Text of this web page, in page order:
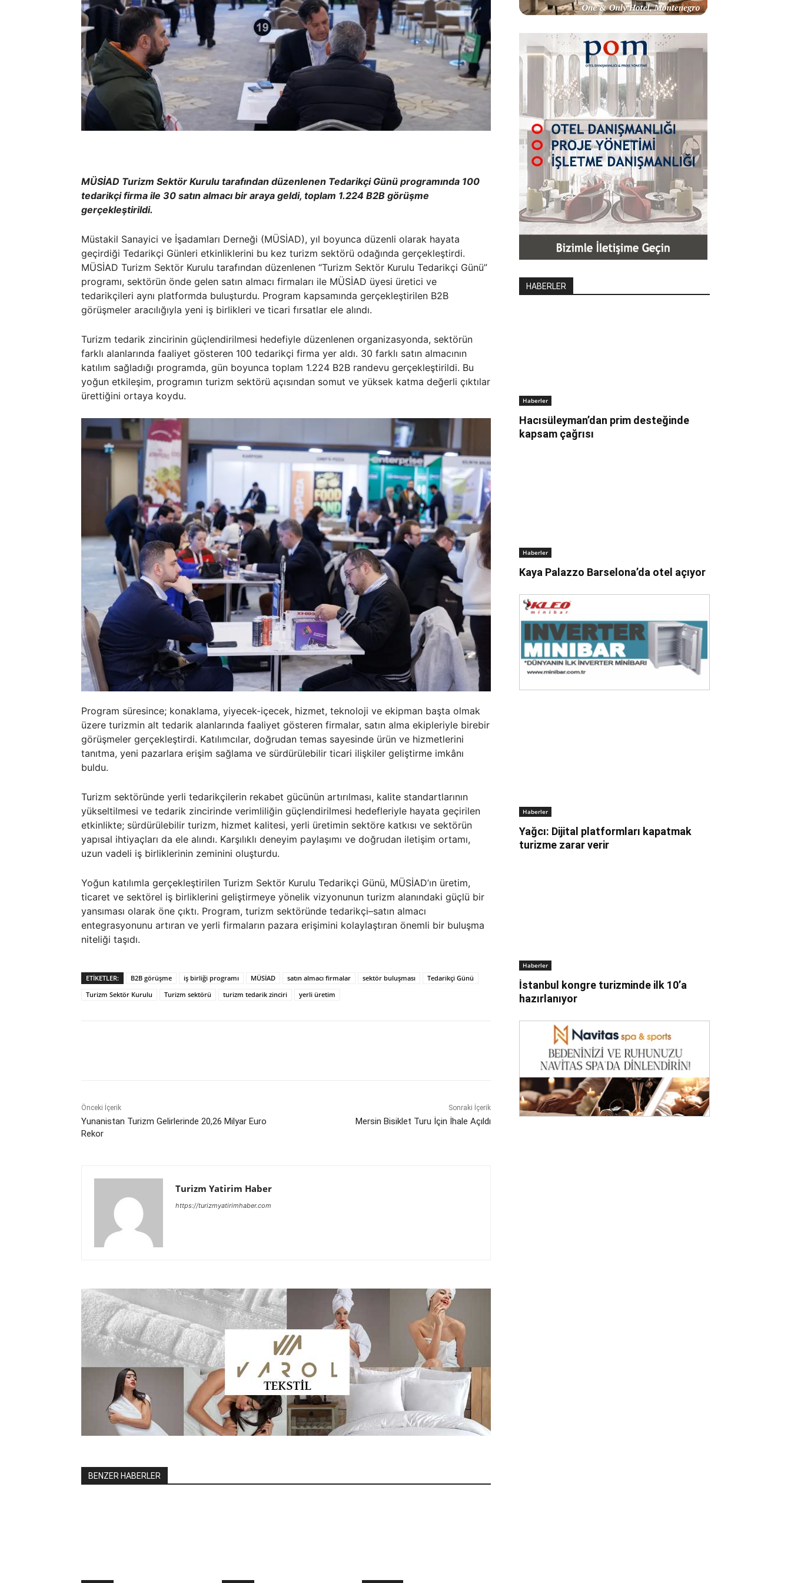
MÜSİAD Turizm Sektör Kurulu tarafından düzenlenen Tedarikçi Günü programında 100
tedarikçi firma ile 30 satın almacı bir araya geldi, toplam 1.224 B2B görüşme
gerçekleştirildi.
Müstakil Sanayici ve İşadamları Derneği (MÜSİAD), yıl boyunca düzenli olarak hayata
geçirdiği Tedarikçi Günleri etkinliklerini bu kez turizm sektörü odağında gerçekleştirdi.
MÜSİAD Turizm Sektör Kurulu tarafından düzenlenen “Turizm Sektör Kurulu Tedarikçi Günü”
programı, sektörün önde gelen satın almacı firmaları ile MÜSİAD üyesi üretici ve
tedarikçileri aynı platformda buluşturdu. Program kapsamında gerçekleştirilen B2B
görüşmeler aracılığıyla yeni iş birlikleri ve ticari fırsatlar ele alındı.
Turizm tedarik zincirinin güçlendirilmesi hedefiyle düzenlenen organizasyonda, sektörün
farklı alanlarında faaliyet gösteren 100 tedarikçi firma yer aldı. 30 farklı satın almacının
katılım sağladığı programda, gün boyunca toplam 1.224 B2B randevu gerçekleştirildi. Bu
yoğun etkileşim, programın turizm sektörü açısından somut ve yüksek katma değerli çıktılar
ürettiğini ortaya koydu.
Program süresince; konaklama, yiyecek-içecek, hizmet, teknoloji ve ekipman başta olmak
üzere turizmin alt tedarik alanlarında faaliyet gösteren firmalar, satın alma ekipleriyle birebir
görüşmeler gerçekleştirdi. Katılımcılar, doğrudan temas sayesinde ürün ve hizmetlerini
tanıtma, yeni pazarlara erişim sağlama ve sürdürülebilir ticari ilişkiler geliştirme imkânı
buldu.
Turizm sektöründe yerli tedarikçilerin rekabet gücünün artırılması, kalite standartlarının
yükseltilmesi ve tedarik zincirinde verimliliğin güçlendirilmesi hedefleriyle hayata geçirilen
etkinlikte; sürdürülebilir turizm, hizmet kalitesi, yerli üretimin sektöre katkısı ve sektörün
yapısal ihtiyaçları da ele alındı. Karşılıklı deneyim paylaşımı ve doğrudan iletişim ortamı,
uzun vadeli iş birliklerinin zeminini oluşturdu.
Yoğun katılımla gerçekleştirilen Turizm Sektör Kurulu Tedarikçi Günü, MÜSİAD’ın üretim,
ticaret ve sektörel iş birliklerini geliştirmeye yönelik vizyonunun turizm alanındaki güçlü bir
yansıması olarak öne çıktı. Program, turizm sektöründe tedarikçi–satın almacı
entegrasyonunu artıran ve yerli firmaların pazara erişimini kolaylaştıran önemli bir buluşma
niteliği taşıdı.
ETIKETLER: B2B görüşme iş birliği programı MÜSİAD satın almacı firmalar sektör buluşması
Tedarikçi Günü
Turizm Sektör Kurulu
Turizm sektörü turizm tedarik zinciri yerli üretim
Önceki İçerik
Yunanistan Turizm Gelirlerinde 20,26 Milyar Euro
Rekor
Sonraki İçerik
Mersin Bisiklet Turu İçin İhale Açıldı
Turizm Yatirim Haber
https://turizmyatirimhaber.com
BENZER HABERLER
HABERLER
Haberler
Hacısüleyman’dan prim desteğinde
kapsam çağrısı
Haberler
Kaya Palazzo Barselona’da otel açıyor
Haberler
Yağcı: Dijital platformları kapatmak
turizme zarar verir
Haberler
İstanbul kongre turizminde ilk 10’a
hazırlanıyor